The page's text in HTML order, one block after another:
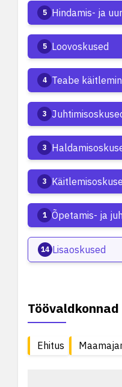
5 Hindamis- ja
5 Loovoskused
4 Teabe
3
3
3
1 Õpetamis- ja
14 Lisaoskused
Töövaldkonnad
Ehitus